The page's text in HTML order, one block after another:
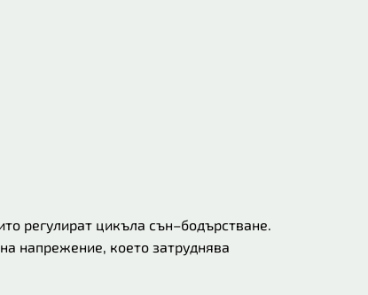
регулират цикъла сън–бодърстване.
напрежение, което затруднява